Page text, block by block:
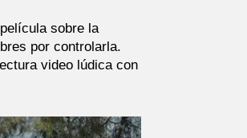
sobre la
por controlarla.
video lúdica con